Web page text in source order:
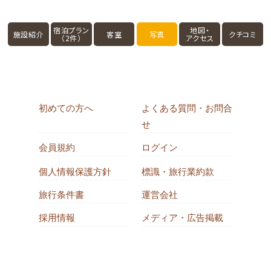
施設紹介 宿泊プラン
（2件） 客室 写真 地図・
アクセス クチコミ
初めての方へ
よくある質問・お問合
せ
会員規約 ログイン
個人情報保護方針 標識・旅行業約款
旅行条件書 運営会社
採用情報 メディア・広告掲載